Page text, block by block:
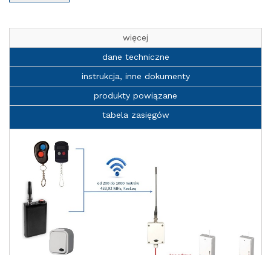
więcej
dane techniczne
instrukcja, inne dokumenty
produkty powiązane
tabela zasięgów